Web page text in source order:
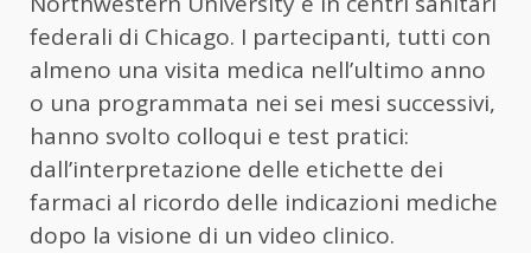
federali di Chicago. I partecipanti, tutti con
almeno una visita medica nell’ultimo anno
o una programmata nei sei mesi successivi,
hanno svolto colloqui e test pratici:
dall’interpretazione delle etichette dei
farmaci al ricordo delle indicazioni mediche
dopo la visione di un video clinico.